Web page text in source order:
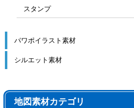
スタンプ
パワポイラスト素材
シルエット素材
地図素材カテゴリ